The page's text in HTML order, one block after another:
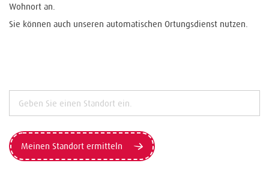
Wohnort an.
Sie können auch unseren automatischen Ortungsdienst nutzen.
Meinen Standort ermitteln